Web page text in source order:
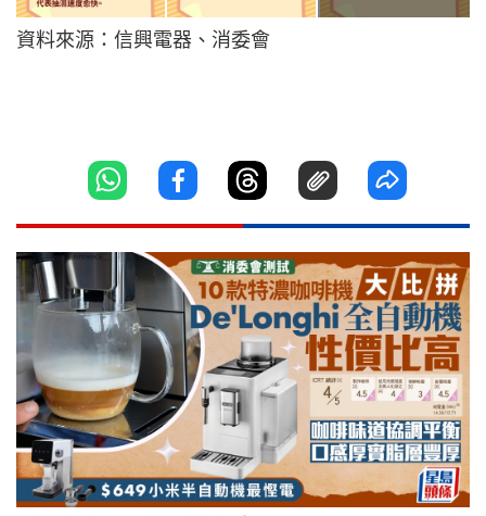
資料來源：信興電器、消委會